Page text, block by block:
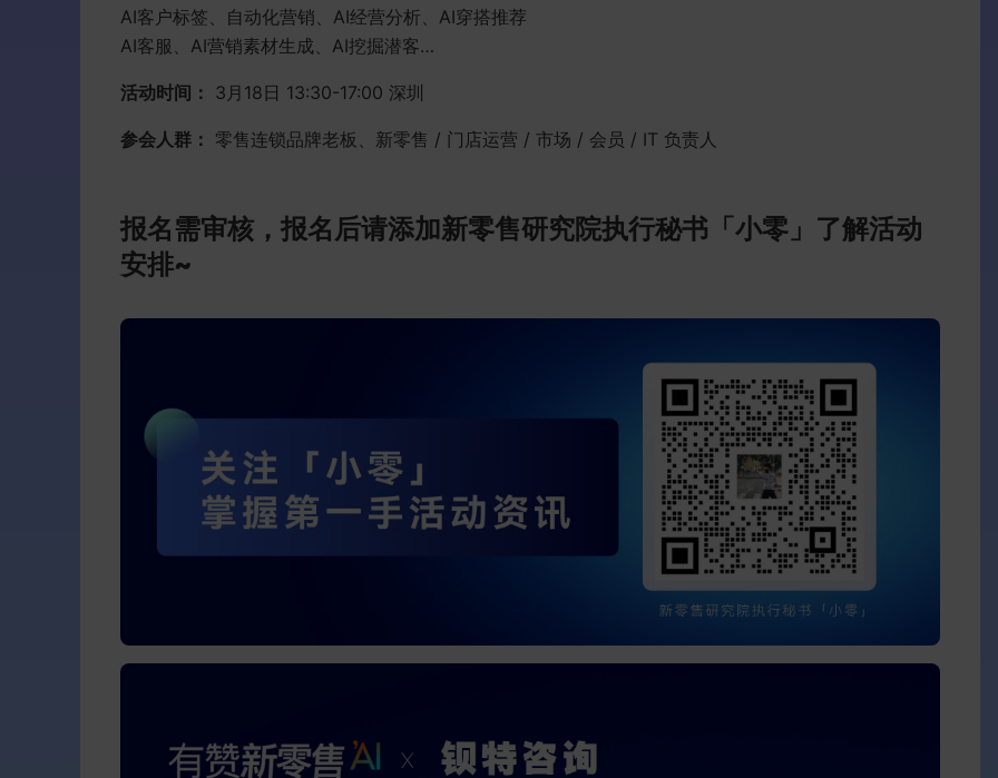
AI客户标签、自动化营销、AI经营分析、AI穿搭推荐
AI客服、AI营销素材生成、AI挖掘潜客…
活动时间： 3月18日 13:30-17:00 深圳
参会人群： 零售连锁品牌老板、新零售 / 门店运营 / 市场 / 会员 / IT 负责人
报名需审核，报名后请添加新零售研究院执行秘书「小零」了解活动
安排~